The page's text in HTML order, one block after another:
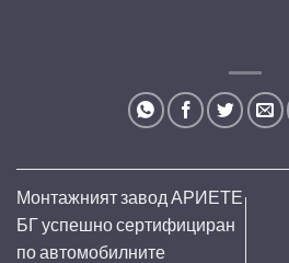
Монтажният завод АРИЕТЕ
БГ успешно сертифициран
по автомобилните